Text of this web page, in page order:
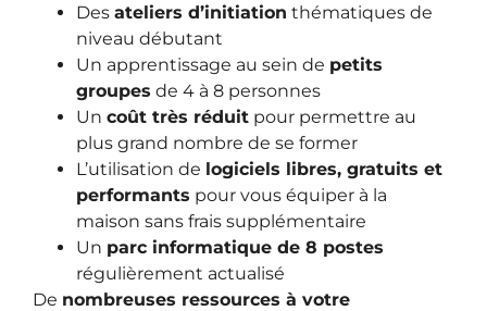
Des ateliers d’initiation thématiques de
niveau débutant
Un apprentissage au sein de petits
groupes de 4 à 8 personnes
Un coût très réduit pour permettre au
plus grand nombre de se former
L’utilisation de logiciels libres, gratuits et
performants pour vous équiper à la
maison sans frais supplémentaire
Un parc informatique de 8 postes
régulièrement actualisé
De nombreuses ressources à votre